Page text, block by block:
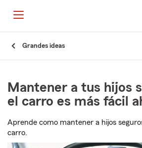
Grandes ideas
Mantener a tus hijos
el carro es más fácil
Aprende como mantener a hijos
carro.